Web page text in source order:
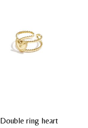
Double ring heart